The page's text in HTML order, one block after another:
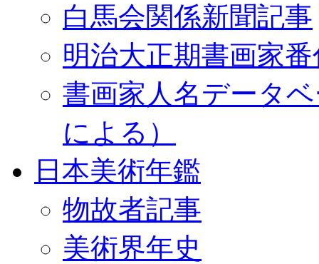
白馬会関係新聞記事
明治大正期書画家
書画家人名データ
による）
日本美術年鑑
物故者記事
美術界年史